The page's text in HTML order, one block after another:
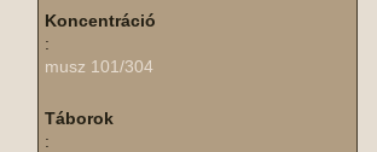
Koncentráció
:
musz 101/304
Táborok
: